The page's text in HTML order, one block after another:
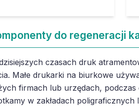
do regeneracji
czasach druk
Małe drukarki na biurkowe
firmach lub urzędach,
w zakładach